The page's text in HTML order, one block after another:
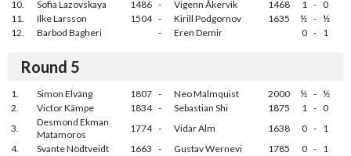
10.
Sofia Lazovskaya 1486 - Vigenn Åkervik 1468 1 - 0
11.
Ilke Larsson 1504 - Kirill Podgornov 1635 ½ - ½
12.
Barbod Bagheri - Eren Demir 0 - 1
Round 5
1. Simon Elväng 1807 - Neo Malmquist 2000 ½ - ½
2.
Victor Kämpe 1834 - Sebastian Shi 1875 1 - 0
3.
Desmond Ekman
Matamoros
1774 - Vidar Alm 1638 0 - 1
4.
Svante Nödtveidt 1663 - Gustav Wernevi 1785 0 - 1